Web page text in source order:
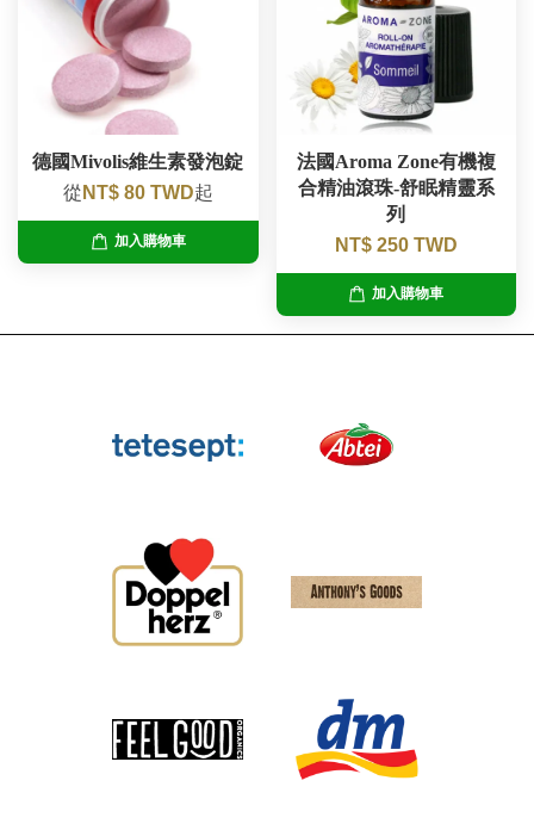
德國Mivolis維生素發泡錠
從 NT$ 80 TWD起
加入購物車
法國Aroma Zone有機複
合精油滾珠-舒眠精靈系
列
NT$ 250 TWD
加入購物車